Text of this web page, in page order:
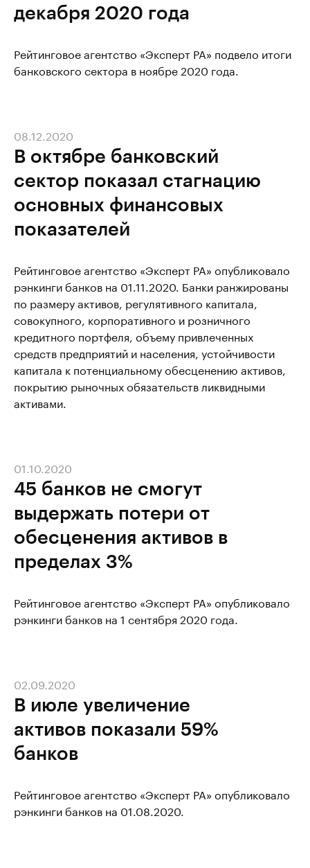
декабря 2020 года
Рейтинговое агентство «Эксперт РА» подвело итоги
банковского сектора в ноябре 2020 года.
В октябре банковский
сектор показал стагнацию
основных финансовых
показателей
08.12.2020
Рейтинговое агентство «Эксперт РА» опубликовало
рэнкинги банков на 01.11.2020. Банки ранжированы
по размеру активов, регулятивного капитала,
совокупного, корпоративного и розничного
кредитного портфеля, объему привлеченных
средств предприятий и населения, устойчивости
капитала к потенциальному обесценению активов,
покрытию рыночных обязательств ликвидными
активами.
45 банков не смогут
выдержать потери от
обесценения активов в
пределах 3%
01.10.2020
Рейтинговое агентство «Эксперт РА» опубликовало
рэнкинги банков на 1 сентября 2020 года.
В июле увеличение
активов показали 59%
банков
02.09.2020
Рейтинговое агентство «Эксперт РА» опубликовало
рэнкинги банков на 01.08.2020.